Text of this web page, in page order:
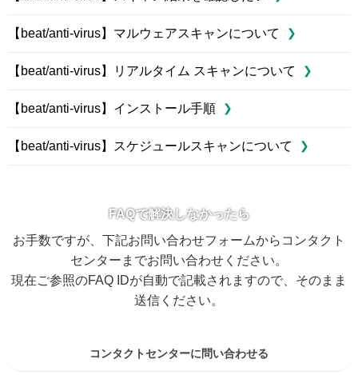
【beat/anti-virus】マルウェアスキャンについて
【beat/anti-virus】リアルタイム スキャンについて
【beat/anti-virus】インストール手順
【beat/anti-virus】スケジュールスキャンについて
FAQで解決しなかったら
お手数ですが、下記お問い合わせフォームからコンタクト
センターまでお問い合わせください。
現在ご参照のFAQ IDが自動で記載されますので、そのまま
送信ください。
コンタクトセンターに問い合わせる